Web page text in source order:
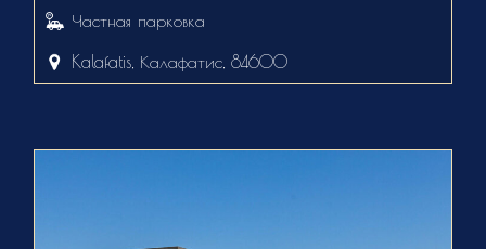
Частная парковка
Kalafatis, Калафатис, 84600